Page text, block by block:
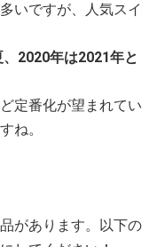
いですが、人気スイ
2020年は2021年と
定番化が望まれてい
ね。
があります。以下の